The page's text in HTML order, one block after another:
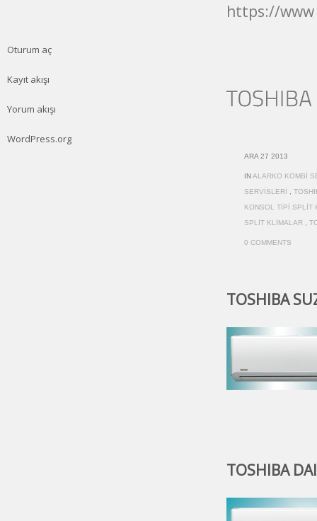
https://
ARA 27 2013
INALARKO KOMBI
SERVISLERI
KONSOL TIPI SPLIT
SPLIT KLIMALAR
0 COMMENTS
TOSHIBA
TOSHIBA
Oturum aç
Kayıt akışı
Yorum akışı
WordPress.org